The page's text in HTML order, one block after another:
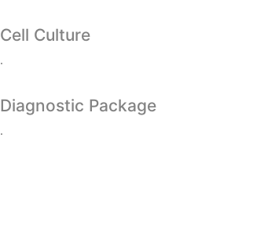
Cell Culture
.
Diagnostic Package
.